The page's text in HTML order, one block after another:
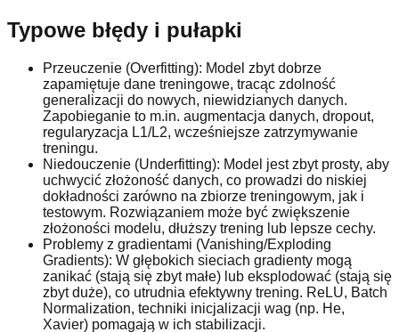
Typowe błędy i pułapki
Przeuczenie (Overfitting): Model zbyt dobrze
zapamiętuje dane treningowe, tracąc zdolność
generalizacji do nowych, niewidzianych danych.
Zapobieganie to m.in. augmentacja danych, dropout,
regularyzacja L1/L2, wcześniejsze zatrzymywanie
treningu.
Niedouczenie (Underfitting): Model jest zbyt prosty, aby
uchwycić złożoność danych, co prowadzi do niskiej
dokładności zarówno na zbiorze treningowym, jak i
testowym. Rozwiązaniem może być zwiększenie
złożoności modelu, dłuższy trening lub lepsze cechy.
Problemy z gradientami (Vanishing/Exploding
Gradients): W głębokich sieciach gradienty mogą
zanikać (stają się zbyt małe) lub eksplodować (stają się
zbyt duże), co utrudnia efektywny trening. ReLU, Batch
Normalization, techniki inicjalizacji wag (np. He,
Xavier) pomagają w ich stabilizacji.